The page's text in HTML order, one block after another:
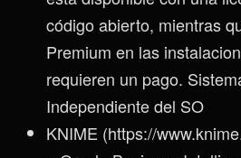
código abierto, mientras
Premium en las
requieren un pago.
Independiente del SO
KNIME (https://